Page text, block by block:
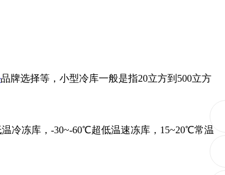
品牌选择等，小型冷库一般是指20立方到500立方
冷冻库，-30~-60℃超低温速冻库，15~20℃常温